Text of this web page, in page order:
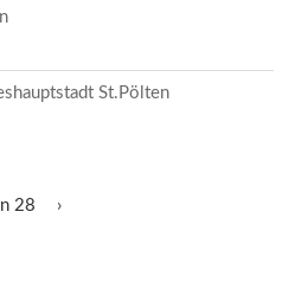
St.Pölten
28 ›